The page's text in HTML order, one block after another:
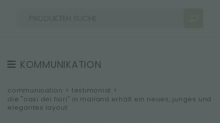
KOMMUNIKATION
TESTIMONIAL
NEWS
communication > testimonial >
die "oasi dei fiori" in mailand erhält ein neues, junges und
elegantes layout